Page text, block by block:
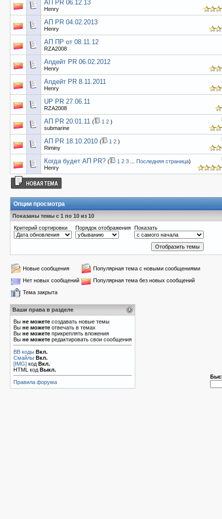
АП PR 06.12.13
Henry
АП PR 04.02.2013
Henry
АП ПР от 08.11.12
RZA2008
Апдейт PR 06.02.2012
Henry
Апдейт PR 8.11.2011
Henry
UP PR 27.06.11
RZA2008
AП PR 20.01.11 ( 1 2 )
submarine
АП PR 18.10.2010 ( 1 2 )
Riminy
Когда будет АП PR? ( 1 2 3 Последняя страница)
Henry
Опции просмотра
Показаны темы с 1 по 10 из 10
Критерий сортировки
Порядок отображения Показать
Новые сообщения
Популярная тема с новыми сообщениями
Нет новых сообщений
Популярная тема без новых сообщений
Тема закрыта
Ваши права в разделе
Вы не можете создавать новые темы
Вы не можете отвечать в темах
Вы не можете прикреплять вложения
Вы не можете редактировать свои сообщения
BB коды Вкл.
Смайлы Вкл.
[IMG] код Вкл.
HTML код Выкл.
Правила форума